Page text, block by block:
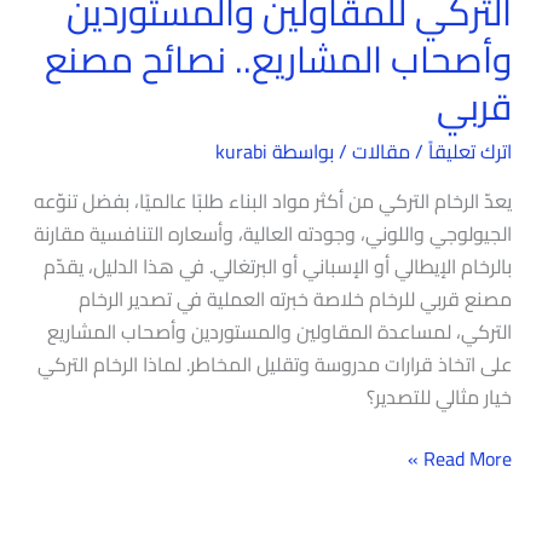
وأصحاب المشاريع.. نصائح مصنع
قربي
اترك تعليقاً/مقالات/ بواسطةkurabi
يعدّ الرخام التركي من أكثر مواد البناء طلبًا عالميًا، بفضل تنوّعه
الجيولوجي واللوني، وجودته العالية، وأسعاره التنافسية مقارنة
بالرخام الإيطالي أو الإسباني أو البرتغالي. في هذا الدليل، يقدّم
مصنع قربي للرخام خلاصة خبرته العملية في تصدير الرخام
التركي، لمساعدة المقاولين والمستوردين وأصحاب المشاريع
على اتخاذ قرارات مدروسة وتقليل المخاطر. لماذا الرخام التركي
خيار مثالي للتصدير؟
Read More »